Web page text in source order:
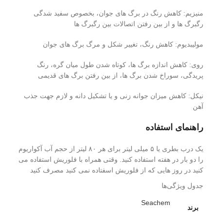
منیزیم: کاهش رنگ در برگ های جوان، بخصوص سفید شدگی
رگبرگ ها و از بین رفتن اتصالات بین رگبرگ ها
مولیبدیوم: کاهش رنگ، تغییر شکل و مرگ برگ های جوان
روی: کاهش اندازه برگ ها، کوتاه شدن طول میان گره، رنگ
پریدگی، سوراخ شدن برگ ها، از بین رفتن برگ های قدیمی
نیکل: کاهش میزان جوانه زنی و یا تشکیل دانه و لازم جهت جذب
آهن
راهنمای استفاده
یک درب بطری یا ۵ میلی لیتر برای هر ۸۰ لیتر از حجم آب آکواریوم
را دو بار در هفته استفاده کنید. وقتی همراه با فلوریش استفاده می
کنید در روز هایی که از فلوریش اسفتاده نمی کنید مصرف کنید
جدول ویژگی‌ها
برند
Seachem